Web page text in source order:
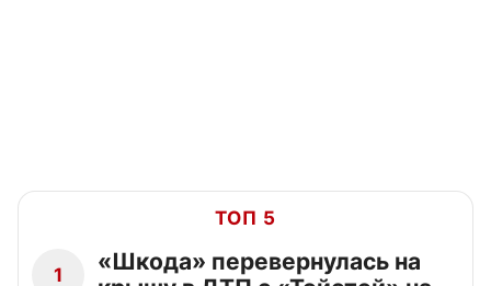
ТОП 5
1
«Шкода» перевернулась на